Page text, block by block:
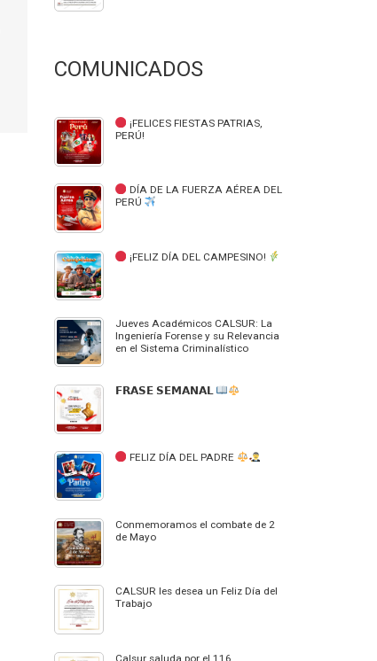
COMUNICADOS
¡FELICES FIESTAS PATRIAS,
PERÚ!
DÍA DE LA FUERZA AÉREA DEL
PERÚ
¡FELIZ DÍA DEL CAMPESINO!
Jueves Académicos CALSUR: La
Ingeniería Forense y su Relevancia
en el Sistema Criminalístico
𝗙𝗥𝗔𝗦𝗘 𝗦𝗘𝗠𝗔𝗡𝗔𝗟
FELIZ DÍA DEL PADRE
Conmemoramos el combate de 2
de Mayo
CALSUR les desea un Feliz Día del
Trabajo
Calsur saluda por el 116